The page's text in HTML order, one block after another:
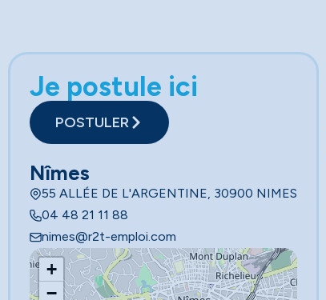
Je postule ici
POSTULER
Nîmes
55 ALLÉE DE L'ARGENTINE, 30900 NIMES
04 48 21 11 88
nimes@r2t-emploi.com
+
−